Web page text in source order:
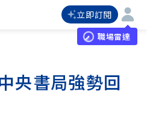
立即訂閱
職場雷達
央書局強勢回